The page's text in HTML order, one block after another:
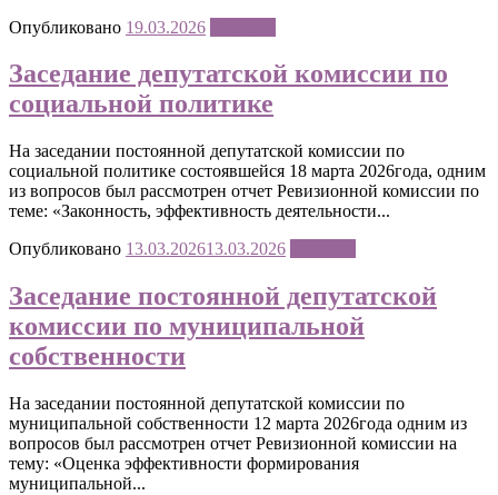
Опубликовано 19.03.2026
Заседание депутатской комиссии по
социальной политике
На заседании постоянной депутатской комиссии по
социальной политике состоявшейся 18 марта 2026года, одним
из вопросов был рассмотрен отчет Ревизионной комиссии по
теме: «Законность, эффективность деятельности...
Опубликовано 13.03.202613.03.2026
Заседание постоянной депутатской
комиссии по муниципальной
собственности
На заседании постоянной депутатской комиссии по
муниципальной собственности 12 марта 2026года одним из
вопросов был рассмотрен отчет Ревизионной комиссии на
тему: «Оценка эффективности формирования
муниципальной...